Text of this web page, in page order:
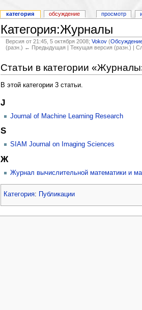
Категория:Журналы
Версия от 21:45, 5 октября 2008;Vokov (
(разн.) ← Предыдущая | Текущая версия (разн.) |
Статьи в категории
В этой категории 3 статьи.
J
Journal of Machine Learning Research
S
SIAM Journal on Imaging Sciences
Ж
Журнал вычислительной математики и
Категория: Публикации
категория обсуждение просмотр